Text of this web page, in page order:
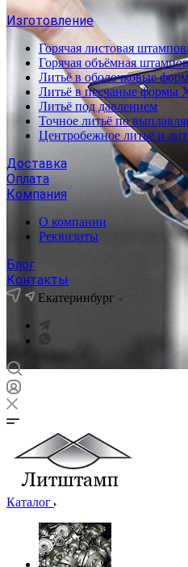
Изготовление
Горячая листовая
Горячая объёмная
Литьё в оболочковые
Литьё в песчаные формы
Литьё под давлением
Точное литьё по
Центробежное литьё и
Доставка
Оплата
Компания
О компании
Реквизиты
Блог
Контакты
Екатеринбург
Каталог